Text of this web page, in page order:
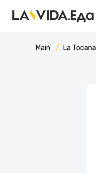
Main La Tocana